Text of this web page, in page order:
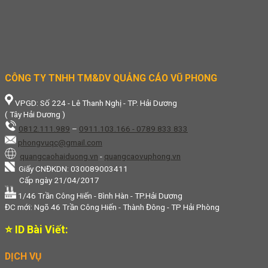
CÔNG TY TNHH TM&DV QUẢNG CÁO VŨ PHONG
VPGD: Số 224 - Lê Thanh Nghị - TP. Hải Dương
( Tây Hải Dương )
0812.111.989 – 0911.103.166 - 0789 833 833
phongvuqc@gmail.com
quangcaohaiduong.vn - quangcaovuphong.vn
Giấy CNĐKDN: 030089003411
Cấp ngày 21/04/2017
1/46 Trần Công Hiến - Bình Hàn - TP.Hải Dương
ĐC mới: Ngõ 46 Trần Công Hiến - Thành Đông - TP Hải Phòng
⭐ ID Bài Viết:
DỊCH VỤ